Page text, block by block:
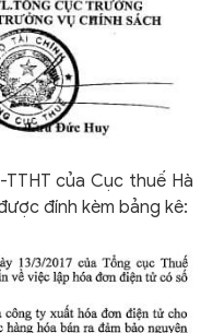
của Cục thuế Hà
đính kèm bảng kê: